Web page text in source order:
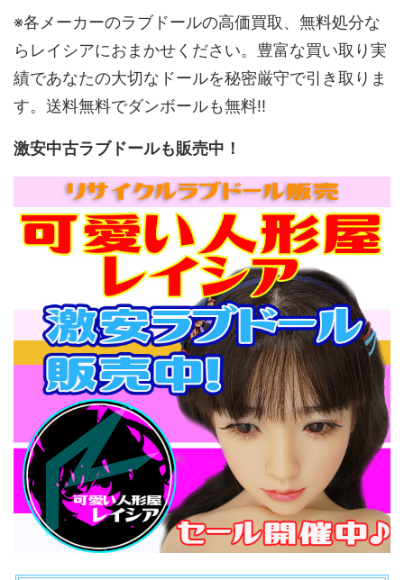
※各メーカーのラブドールの高価買取、無料処分な
らレイシアにおまかせください。豊富な買い取り実
績であなたの大切なドールを秘密厳守で引き取りま
す。送料無料でダンボールも無料!!
激安中古ラブドールも販売中！